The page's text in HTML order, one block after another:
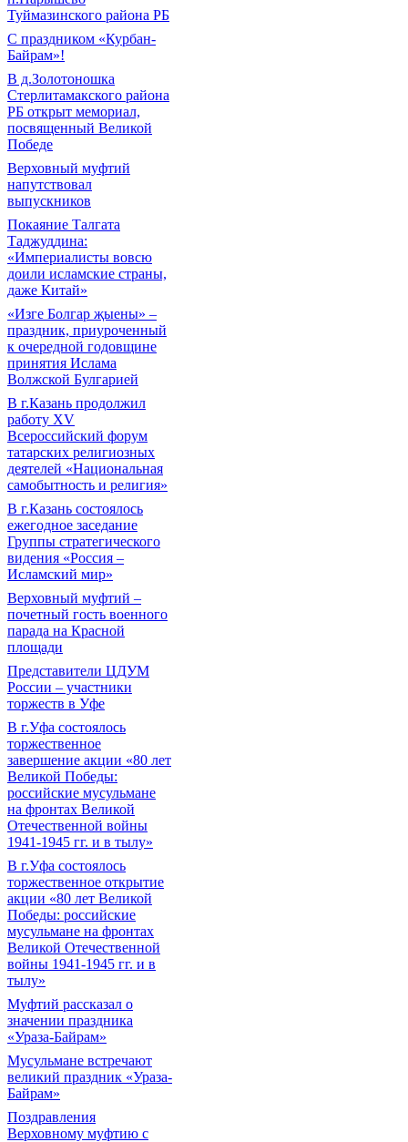
Туймазинского района РБ
С праздником «Курбан-
Байрам»!
В д.Золотоношка
Стерлитамакского района
РБ открыт мемориал,
посвященный Великой
Победе
Верховный муфтий
напутствовал
выпускников
Покаяние Талгата
Таджуддина:
«Империалисты вовсю
доили исламские страны,
даже Китай»
«Изге Болгар җыены» –
праздник, приуроченный
к очередной годовщине
принятия Ислама
Волжской Булгарией
В г.Казань продолжил
работу XV
Всероссийский форум
татарских религиозных
деятелей «Национальная
самобытность и религия»
В г.Казань состоялось
ежегодное заседание
Группы стратегического
видения «Россия –
Исламский мир»
Верховный муфтий –
почетный гость военного
парада на Красной
площади
Представители ЦДУМ
России – участники
торжеств в Уфе
В г.Уфа состоялось
торжественное
завершение акции «80 лет
Великой Победы:
российские мусульмане
на фронтах Великой
Отечественной войны
1941-1945 гг. и в тылу»
В г.Уфа состоялось
торжественное открытие
акции «80 лет Великой
Победы: российские
мусульмане на фронтах
Великой Отечественной
войны 1941-1945 гг. и в
тылу»
Муфтий рассказал о
значении праздника
«Ураза-Байрам»
Мусульмане встречают
великий праздник «Ураза-
Байрам»
Поздравления
Верховному муфтию с